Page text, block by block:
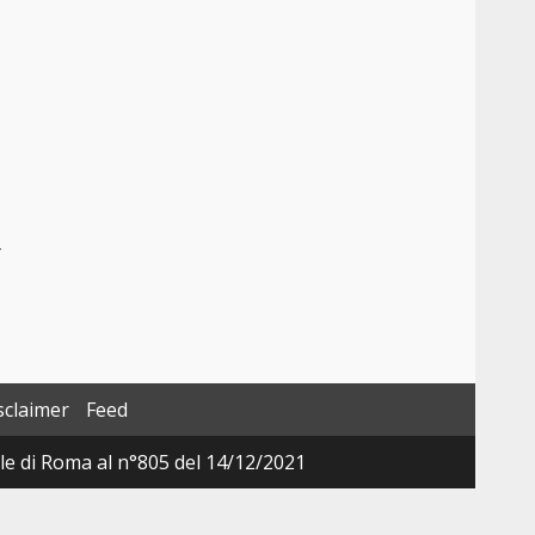
Feed
Roma al n°805 del 14/12/2021